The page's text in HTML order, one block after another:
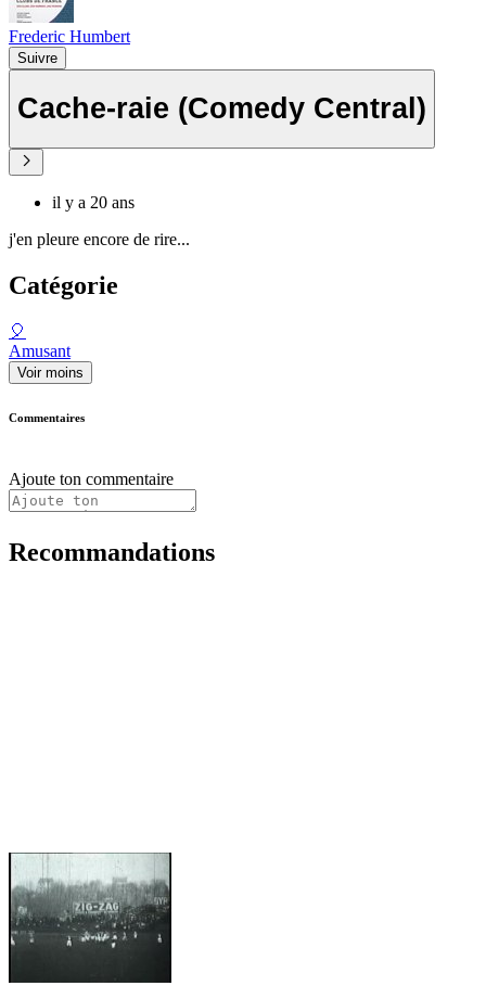
Frederic Humbert
Suivre
Cache-raie (Comedy Central)
il y a 20 ans
j'en pleure encore de rire...
Catégorie
🎈
Amusant
Voir moins
Commentaires
Ajoute ton commentaire
Recommandations